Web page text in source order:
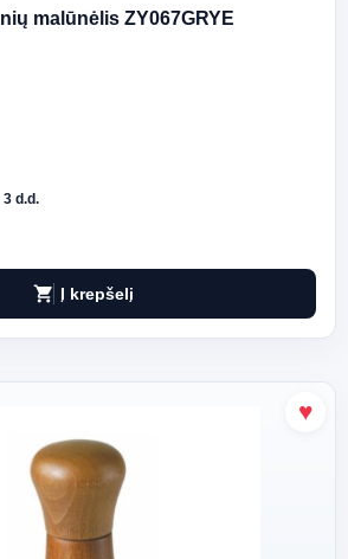
malūnėlis ZY067GRYE
d.d.
shopping_cart Į krepšelį